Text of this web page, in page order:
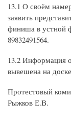
13.1 О своём
заявить
финиша в устной
89832491564.
13.2 Информация
вывешена на
Протестовый
Рыжков Е.В.